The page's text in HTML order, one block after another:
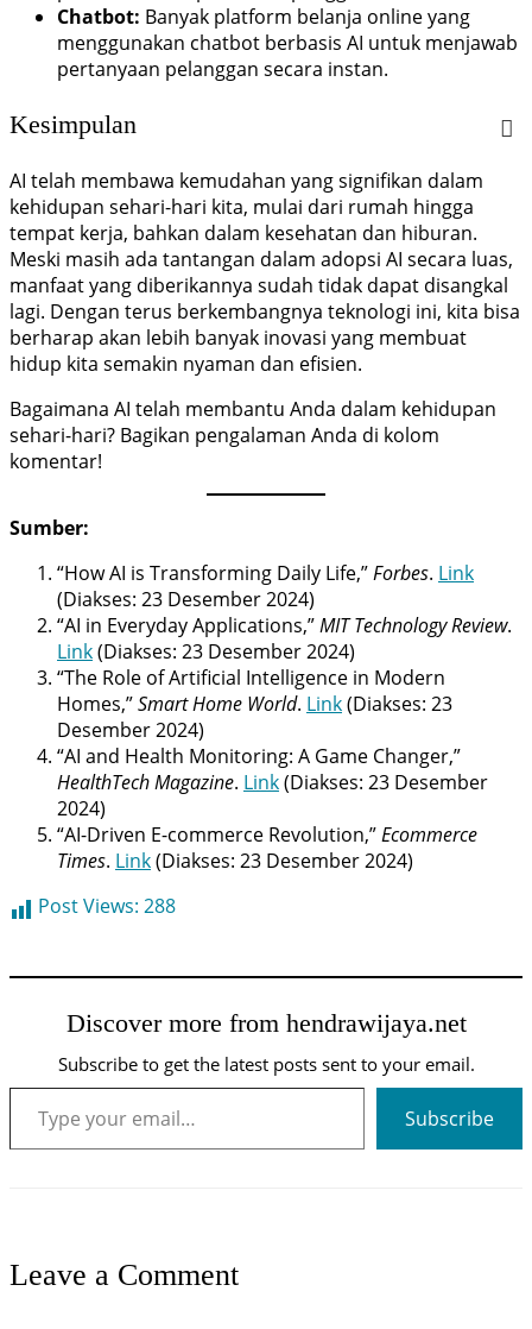
Chatbot: Banyak platform belanja online yang
menggunakan chatbot berbasis AI untuk menjawab
pertanyaan pelanggan secara instan.
Kesimpulan
AI telah membawa kemudahan yang signifikan dalam
kehidupan sehari-hari kita, mulai dari rumah hingga
tempat kerja, bahkan dalam kesehatan dan hiburan.
Meski masih ada tantangan dalam adopsi AI secara luas,
manfaat yang diberikannya sudah tidak dapat disangkal
lagi. Dengan terus berkembangnya teknologi ini, kita bisa
berharap akan lebih banyak inovasi yang membuat
hidup kita semakin nyaman dan efisien.
Bagaimana AI telah membantu Anda dalam kehidupan
sehari-hari? Bagikan pengalaman Anda di kolom
komentar!
Sumber:
“How AI is Transforming Daily Life,”Forbes. Link
(Diakses: 23 Desember 2024)
“AI in Everyday Applications,”MIT Technology Review.
Link(Diakses: 23 Desember 2024)
“The Role of Artificial Intelligence in Modern
Homes,”Smart Home World. Link(Diakses: 23
Desember 2024)
“AI and Health Monitoring: A Game Changer,”
HealthTech Magazine. Link(Diakses: 23 Desember
2024)
“AI-Driven E-commerce Revolution,”Ecommerce
Times. Link(Diakses: 23 Desember 2024)
Post Views: 288
Discover more from hendrawijaya.net
Subscribe to get the latest posts sent to your email.
Type your email…
Subscribe
Leave a Comment